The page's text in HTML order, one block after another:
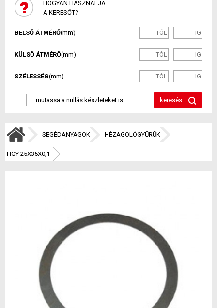
HOGYAN HASZNÁLJA
A KERESŐT?
BELSŐ ÁTMÉRŐ(mm)
KÜLSŐ ÁTMÉRŐ(mm)
SZÉLESSÉG(mm)
mutassa a nullás készleteket is keresés
SEGÉDANYAGOK HÉZAGOLÓGYŰRŰK
HGY 25X35X0,1